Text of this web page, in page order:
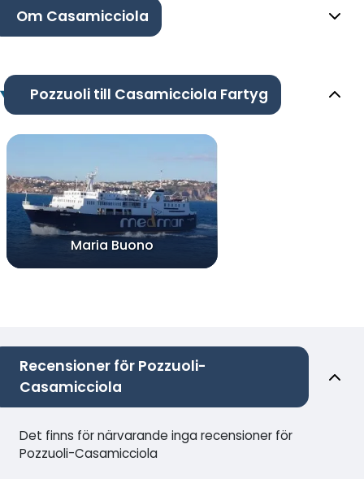
Om Casamicciola
Pozzuoli till Casamicciola Fartyg
Maria Buono
Recensioner för Pozzuoli-
Casamicciola
Det finns för närvarande inga recensioner för
Pozzuoli-Casamicciola